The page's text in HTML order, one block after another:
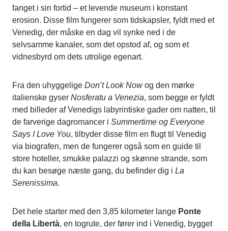
fanget i sin fortid – et levende museum i konstant
erosion. Disse film fungerer som tidskapsler, fyldt med et
Venedig, der måske en dag vil synke ned i de
selvsamme kanaler, som det opstod af, og som et
vidnesbyrd om dets utrolige egenart.
Fra den uhyggelige Don’t Look Nowog den mørke
italienske gyser Nosferatu a Venezia, som begge er fyldt
med billeder af Venedigs labyrintiske gader om natten, til
de farverige dagromancer i Summertime og Everyone
Says I Love You, tilbyder disse film en flugt til Venedig
via biografen, men de fungerer også som en guide til
store hoteller, smukke palazzi og skønne strande, som
du kan besøge næste gang, du befinder dig i La
Serenissima.
Det hele starter med den 3,85 kilometer lange Ponte
della Libertà, en togrute, der fører ind i Venedig, bygget